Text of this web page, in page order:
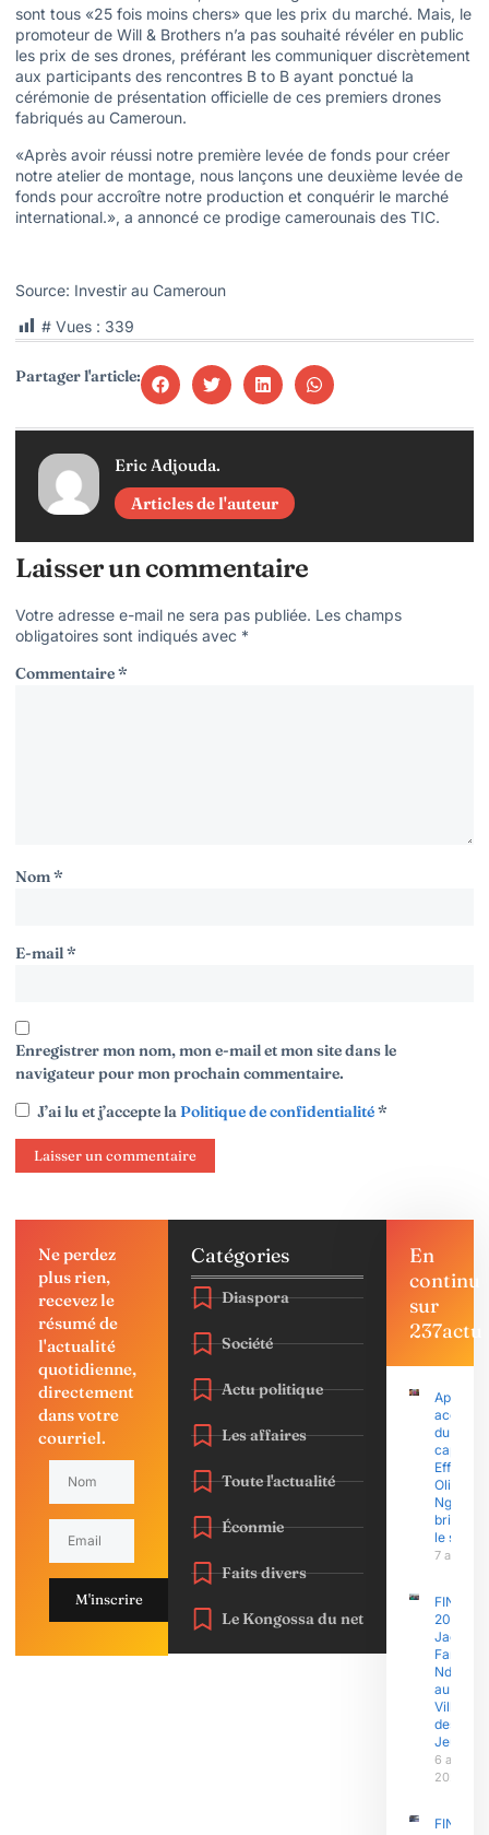
sont tous «25 fois moins chers» que les prix du marché. Mais, le
promoteur de Will & Brothers n’a pas souhaité révéler en public
les prix de ses drones, préférant les communiquer discrètement
aux participants des rencontres B to B ayant ponctué la
cérémonie de présentation officielle de ces premiers drones
fabriqués au Cameroun.
«Après avoir réussi notre première levée de fonds pour créer
notre atelier de montage, nous lançons une deuxième levée de
fonds pour accroître notre production et conquérir le marché
international.», a annoncé ce prodige camerounais des TIC.
Source: Investir au Cameroun
# Vues : 339
Partager l'article:
Eric Adjouda.
Articles de l'auteur
Laisser un commentaire
Votre adresse e-mail ne sera pas publiée. Les champs
obligatoires sont indiqués avec *
Commentaire*
Nom*
E-mail*
Enregistrer mon nom, mon e-mail et mon site dans le
navigateur pour mon prochain commentaire.
J’ai lu et j’accepte laPolitique de confidentialité*
Ne perdez
plus rien,
recevez le
résumé de
l'actualité
quotidienne,
directement
dans votre
courriel.
M'inscrire
Catégories
Diaspora
Société
Actu politique
Les affaires
Toute l'actualité
Éconmie
Faits divers
Le Kongossa du net
En
continu
sur
237actu
Après
du
Olive
Ngobo
brise
le
7 août
FINAJU
2026 :
Jacques
Fame
Ndongo
au
Village
des
Jeux
6 août
2026
FINAJU